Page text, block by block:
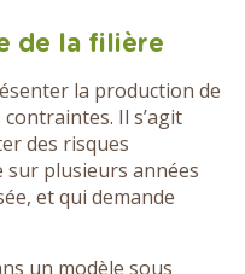
de la filière
la production de
Il s’agit
des risques
plusieurs années
et qui demande
un modèle sous